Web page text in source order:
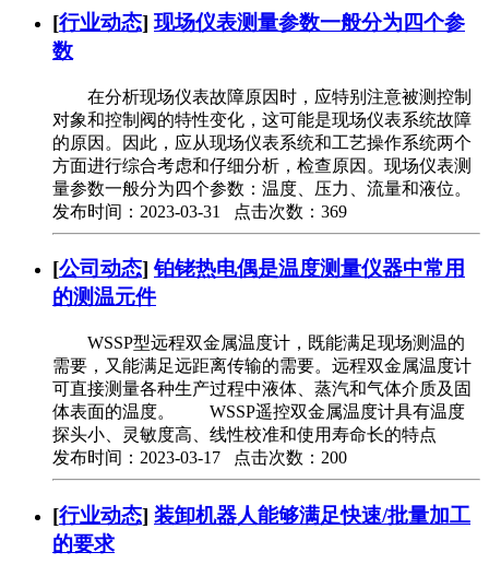
[行业动态] 现场仪表测量参数一般分为四个参
数
在分析现场仪表故障原因时，应特别注意被测控制
对象和控制阀的特性变化，这可能是现场仪表系统故障
的原因。因此，应从现场仪表系统和工艺操作系统两个
方面进行综合考虑和仔细分析，检查原因。现场仪表测
量参数一般分为四个参数：温度、压力、流量和液位。
发布时间：2023-03-31 点击次数：369
[公司动态]铂铑热电偶是温度测量仪器中常用
的测温元件
WSSP型远程双金属温度计，既能满足现场测温的
需要，又能满足远距离传输的需要。远程双金属温度计
可直接测量各种生产过程中液体、蒸汽和气体介质及固
体表面的温度。 WSSP遥控双金属温度计具有温度
探头小、灵敏度高、线性校准和使用寿命长的特点
发布时间：2023-03-17 点击次数：200
[行业动态] 装卸机器人能够满足快速/批量加工
的要求